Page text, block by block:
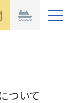
ュ
開
ついて